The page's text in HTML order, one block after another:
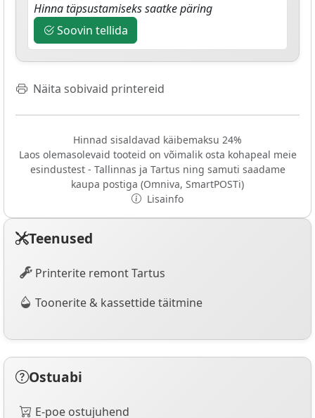
Hinna täpsustamiseks saatke päring
Soovin tellida
Näita sobivaid printereid
Hinnad sisaldavad käibemaksu 24%
Laos olemasolevaid tooteid on võimalik osta kohapeal meie
esindustest - Tallinnas ja Tartus ning samuti saadame
kaupa postiga (Omniva, SmartPOSTi)
Lisainfo
Teenused
Printerite remont Tartus
Toonerite & kassettide täitmine
Ostuabi
E-poe ostujuhend